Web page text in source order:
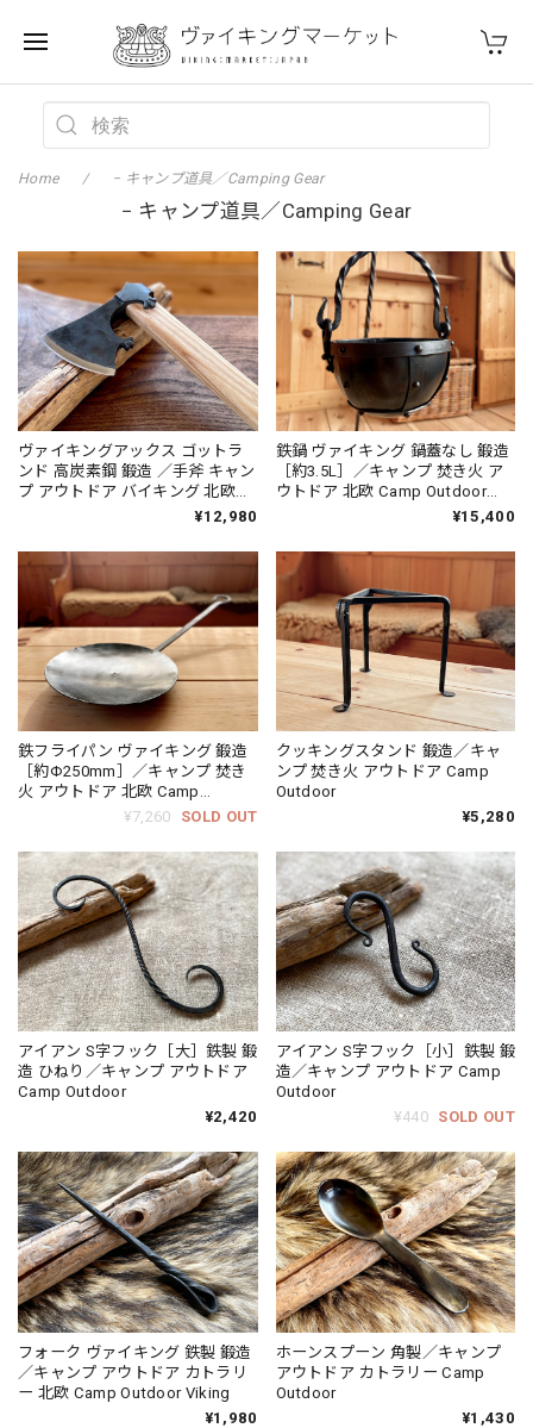
Home − キャンプ道具／Camping Gear
− キャンプ道具／Camping Gear
ヴァイキングアックス ゴットラ
ンド 高炭素鋼 鍛造 ／手斧 キャン
プ アウトドア バイキング 北欧
¥12,980
鉄鍋 ヴァイキング 鍋蓋なし 鍛造
［約3.5L］／キャンプ 焚き火 ア
ウトドア 北欧 Camp Outdoor
¥15,400
鉄フライパン ヴァイキング 鍛造
［約Φ250mm］／キャンプ 焚き
火 アウトドア 北欧 Camp
Outdoor Viking¥7,260 SOLD OUT
クッキングスタンド 鍛造／キャ
ンプ 焚き火 アウトドア Camp
Outdoor
¥5,280
アイアン S字フック［大］鉄製 鍛
造 ひねり／キャンプ アウトドア
Camp Outdoor
¥2,420
アイアン S字フック［小］鉄製 鍛
造／キャンプ アウトドア Camp
Outdoor
¥440 SOLD OUT
フォーク ヴァイキング 鉄製 鍛造
／キャンプ アウトドア カトラリ
ー 北欧 Camp Outdoor Viking
¥1,980
ホーンスプーン 角製／キャンプ
アウトドア カトラリー Camp
Outdoor
¥1,430